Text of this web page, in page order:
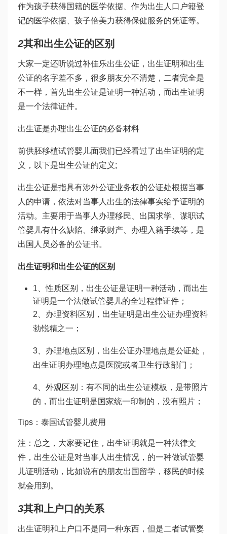
作为孩子获得国籍的医学依据、作为出生人口户籍登
记的医学依据、孩子倍美力获得保健服务的凭证等。
2其和出生公证的区别
大家一定还听说过补佳乐出生公证，出生证明和出生
公证的名字差不多，很多朋友分不清楚，二者完全是
不一样，首先出生公证是证明一种活动，而出生证明
是一个法律证件。
出生证是办理出生公证的必备材料
前供胚移植试管婴儿面我们已经看过了出生证明的定
义，以下是出生公证的定义;
出生公证是指具有涉外公证业务权的公证处根据当事
人的申请，依法对当事人出生的法律事实给予证明的
活动。主要用于当事人办理移民、出国求学、谋职试
管婴儿有什么缺陷、继承财产、办理入籍手续等，是
出国人员必备的公证书。
出生证明和出生公证的区别
1、性质区别，出生公证是证明一种活动，而出生
证明是一个法做试管婴儿的全过程律证件；
2、办理资料区别，出生证明是出生公证办理资料
勃锐精之一；
3、办理地点区别，出生公证办理地点是公证处，
出生证明办理地点是医院或者卫生行政部门；
4、外观区别：有不同的出生公证模板，是带照片
的，而出生证明是国家统一印制的，没有照片；
Tips： 泰国试管婴儿费用
注：总之，大家要记住，出生证明就是一种法律文
件，出生公证是对当事人出生情况，的一种做试管婴
儿证明活动，比如说有的朋友出国留学，移民的时候
就会用到。
3其和上户口的关系
出生证明和上户口不是同一种东西，但是二者试管婴